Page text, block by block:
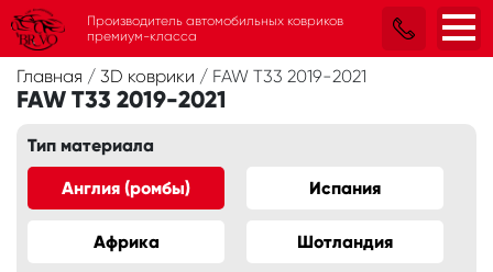
Главная / 3D коврики / FAW T33 2019-2021
FAW T33 2019-2021
Тип материала
Англия (ромбы) Испания
Африка Шотландия
Производитель автомобильных ковриков
премиум-класса